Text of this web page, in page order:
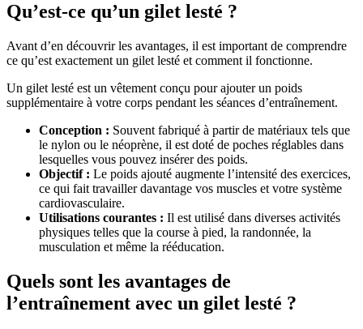
Qu’est-ce qu’un gilet lesté ?
Avant d’en découvrir les avantages, il est important de comprendre
ce qu’est exactement un gilet lesté et comment il fonctionne.
Un gilet lesté est un vêtement conçu pour ajouter un poids
supplémentaire à votre corps pendant les séances d’entraînement.
Conception : Souvent fabriqué à partir de matériaux tels que
le nylon ou le néoprène, il est doté de poches réglables dans
lesquelles vous pouvez insérer des poids.
Objectif : Le poids ajouté augmente l’intensité des exercices,
ce qui fait travailler davantage vos muscles et votre système
cardiovasculaire.
Utilisations courantes : Il est utilisé dans diverses activités
physiques telles que la course à pied, la randonnée, la
musculation et même la rééducation.
Quels sont les avantages de
l’entraînement avec un gilet lesté ?